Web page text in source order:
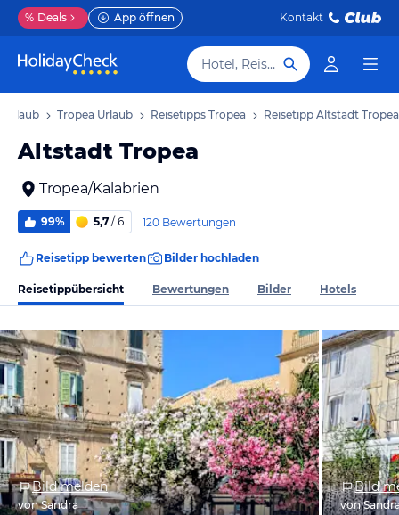
% Deals App öffnen Kontakt
Hotel, Reiseziel
Urlaub Tropea Urlaub Reisetipps Tropea Reisetipp Altstadt Tropea
Altstadt Tropea
Tropea/Kalabrien
99% 5,7 / 6 120 Bewertungen
Reisetipp bewerten Bilder hochladen
Reisetippübersicht Bewertungen Bilder Hotels
Bild melden
von Sandra
Bild
von